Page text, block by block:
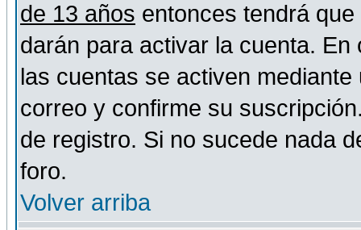
de 13 años entonces tendrá
darán para activar la cuenta.
las cuentas se activen
correo y confirme su
de registro. Si no sucede nada
foro.
Volver arriba